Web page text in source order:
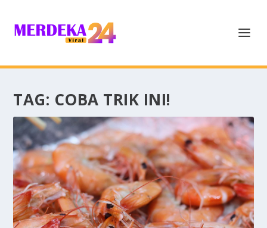
TAG: COBA TRIK INI!